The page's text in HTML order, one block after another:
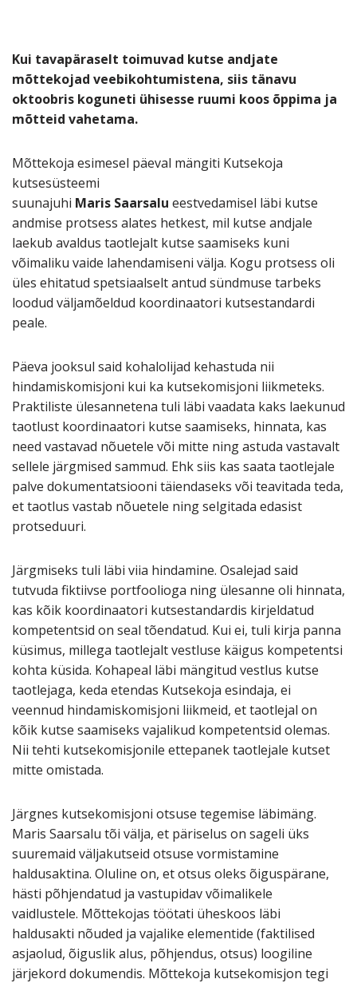
Kui tavapäraselt toimuvad kutse andjate
mõttekojad veebikohtumistena, siis tänavu
oktoobris koguneti ühisesse ruumi koos õppima ja
mõtteid vahetama.
Mõttekoja esimesel päeval mängiti Kutsekoja
kutsesüsteemi
suunajuhi Maris Saarsalu eestvedamisel läbi kutse
andmise protsess alates hetkest, mil kutse andjale
laekub avaldus taotlejalt kutse saamiseks kuni
võimaliku vaide lahendamiseni välja. Kogu protsess oli
üles ehitatud spetsiaalselt antud sündmuse tarbeks
loodud väljamõeldud koordinaatori kutsestandardi
peale.
Päeva jooksul said kohalolijad kehastuda nii
hindamiskomisjoni kui ka kutsekomisjoni liikmeteks.
Praktiliste ülesannetena tuli läbi vaadata kaks laekunud
taotlust koordinaatori kutse saamiseks, hinnata, kas
need vastavad nõuetele või mitte ning astuda vastavalt
sellele järgmised sammud. Ehk siis kas saata taotlejale
palve dokumentatsiooni täiendaseks või teavitada teda,
et taotlus vastab nõuetele ning selgitada edasist
protseduuri.
Järgmiseks tuli läbi viia hindamine. Osalejad said
tutvuda fiktiivse portfoolioga ning ülesanne oli hinnata,
kas kõik koordinaatori kutsestandardis kirjeldatud
kompetentsid on seal tõendatud. Kui ei, tuli kirja panna
küsimus, millega taotlejalt vestluse käigus kompetentsi
kohta küsida. Kohapeal läbi mängitud vestlus kutse
taotlejaga, keda etendas Kutsekoja esindaja, ei
veennud hindamiskomisjoni liikmeid, et taotlejal on
kõik kutse saamiseks vajalikud kompetentsid olemas.
Nii tehti kutsekomisjonile ettepanek taotlejale kutset
mitte omistada.
Järgnes kutsekomisjoni otsuse tegemise läbimäng.
Maris Saarsalu tõi välja, et päriselus on sageli üks
suuremaid väljakutseid otsuse vormistamine
haldusaktina. Oluline on, et otsus oleks õiguspärane,
hästi põhjendatud ja vastupidav võimalikele
vaidlustele. Mõttekojas töötati üheskoos läbi
haldusakti nõuded ja vajalike elementide (faktilised
asjaolud, õiguslik alus, põhjendus, otsus) loogiline
järjekord dokumendis. Mõttekoja kutsekomisjon tegi